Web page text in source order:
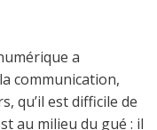
a
communication,
qu’il est difficile de
au milieu du gué : il